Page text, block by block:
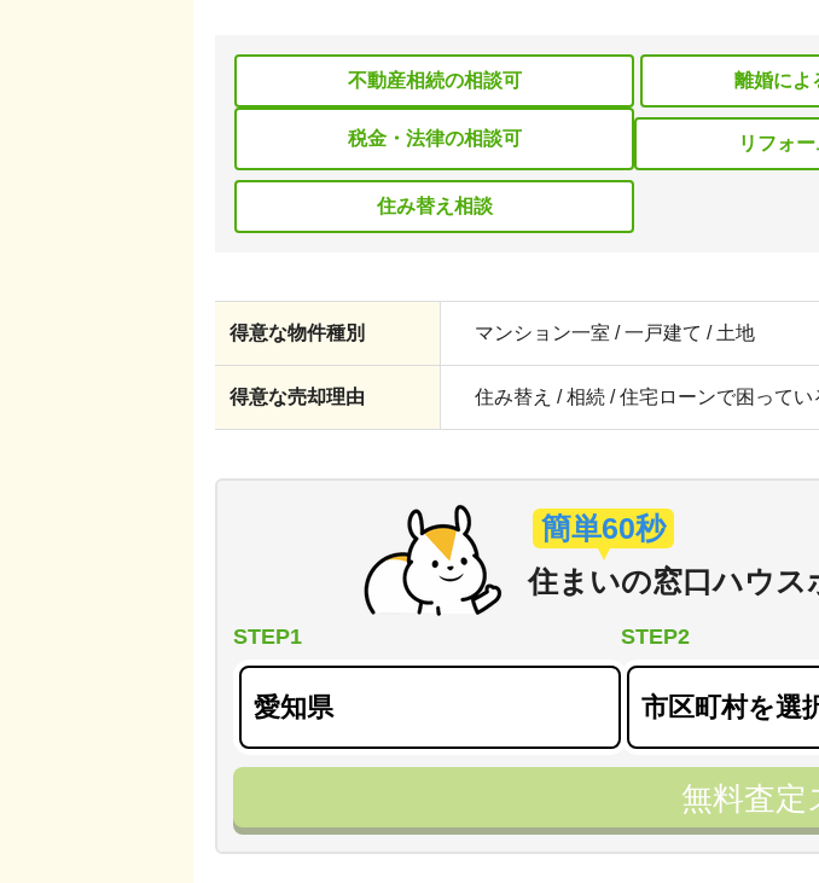
不動産相続の相談可 離婚によ
税金・法律の相談可 リフォ
住み替え相談
得意な物件種別 マンション一室 / 一戸建て / 土地
得意な売却理由 住み替え / 相続 / 住宅ローンで困って
簡単60秒
住まいの窓口ハウス
STEP1 STEP2
無料査定